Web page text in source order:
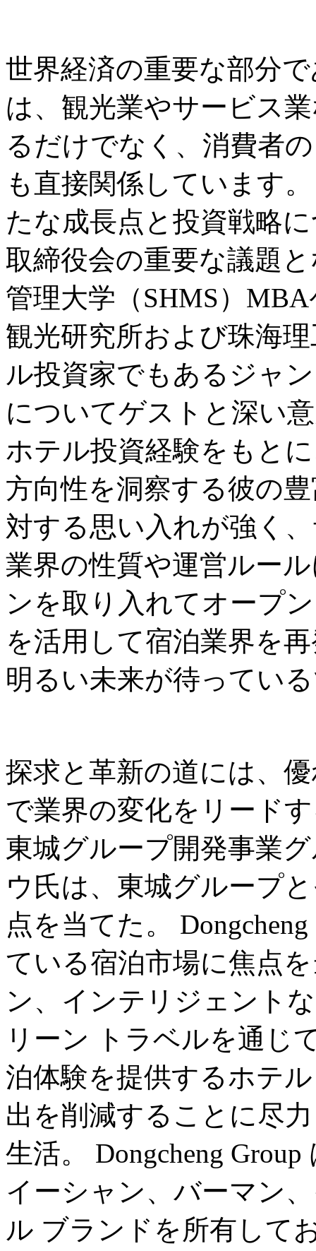
世界経済の重要な部分
は、観光業やサービス
るだけでなく、消費者
も直接関係しています
たな成長点と投資戦略
取締役会の重要な議題
管理大学（SHMS）
観光研究所および珠海
ル投資家でもあるジャ
についてゲストと深い
ホテル投資経験をもと
方向性を洞察する彼の
対する思い入れが強く
業界の性質や運営ルー
ンを取り入れてオープ
を活用して宿泊業界を
明るい未来が待ってい
探求と革新の道には、
で業界の変化をリード
東城グループ開発事業
ウ氏は、東城グループ
点を当てた。
ている宿泊市場に焦点
ン、インテリジェント
リーン トラベルを通じ
泊体験を提供するホテ
出を削減することに尽
生活。 Dongcheng
イーシャン、バーマン
ル ブランドを所有して